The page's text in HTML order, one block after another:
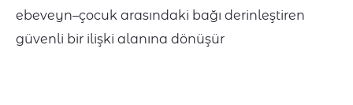
ebeveyn–çocuk arasındaki bağı derinleştiren
güvenli bir ilişki alanına dönüşür